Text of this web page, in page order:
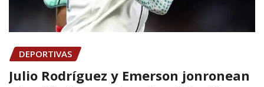
DEPORTIVAS
Julio Rodríguez y Emerson jonronean